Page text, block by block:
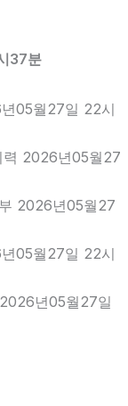
37분
05월27일 22시
력 2026년05월27
2026년05월27
05월27일 22시
년05월27일